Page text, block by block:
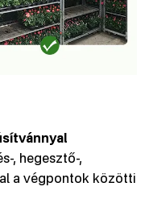
, hegesztő-,
a végpontok közötti